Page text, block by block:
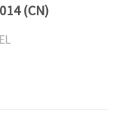
(CN)